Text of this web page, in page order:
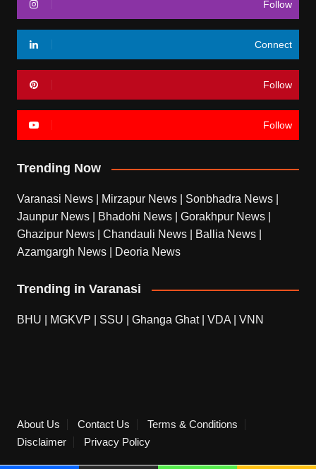
Follow
Connect
Follow
Follow
Trending Now
Varanasi News Mirzapur News Sonbhadra News
Jaunpur News
Bhadohi News Gorakhpur News
Ghazipur News
Chandauli News Ballia News
Azamgargh News
Deoria News
Trending in Varanasi
BHU MGKVP SSU Ghanga Ghat| VDA VNN
About Us Contact Us
Terms & Conditions
Disclaimer
Privacy Policy